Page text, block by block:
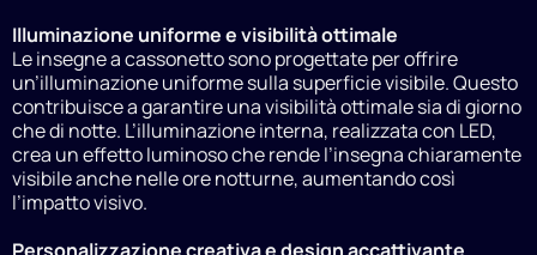
Illuminazione uniforme e visibilità ottimale
Le insegne a cassonetto sono progettate per offrire
un’illuminazione uniforme sulla superficie visibile. Questo
contribuisce a garantire una visibilità ottimale sia di giorno
che di notte. L’illuminazione interna, realizzata con LED,
crea un effetto luminoso che rende l’insegna chiaramente
visibile anche nelle ore notturne, aumentando così
l’impatto visivo.